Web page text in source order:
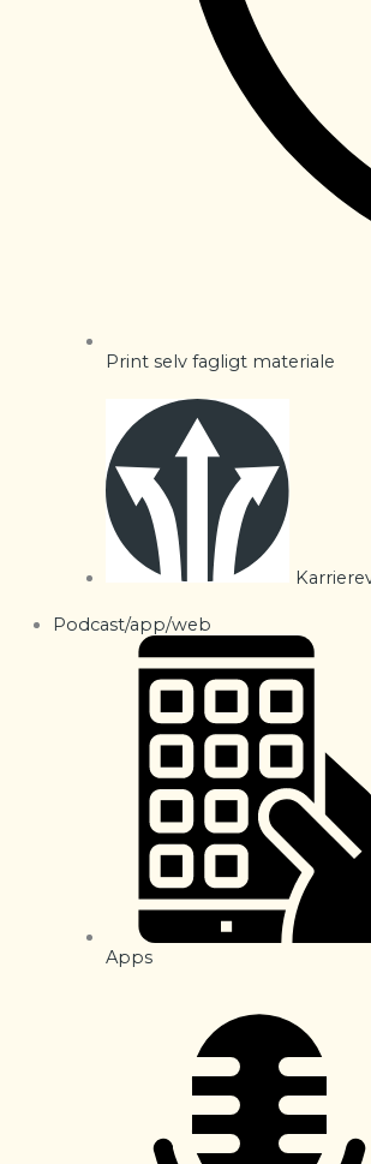
Print selv fagligt materiale
Podcast/app/web
Apps